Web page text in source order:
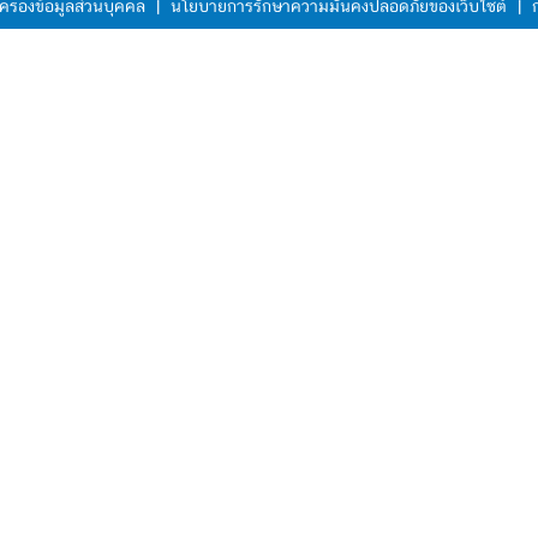
รองข้อมูลส่วนบุคคล | นโยบายการรักษาความมั่นคงปลอดภัยของเว็บไซต์ |